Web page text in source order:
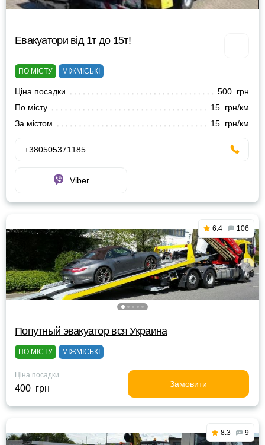
Евакуатори від 1т до 15т!
ПО МІСТУ МІЖМІСЬКІ
Ціна посадки
500 грн
По місту
15 грн/км
За містом
15 грн/км
+380505371185
Viber
6.4 106
Попутный эвакуатор вся Украина
ПО МІСТУ МІЖМІСЬКІ
Ціна посадки
400 грн Замовити
8.3 9